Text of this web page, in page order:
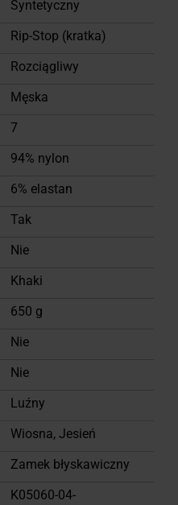
Syntetyczny
Rip-Stop (kratka)
Rozciągliwy
Męska
7
94% nylon
6% elastan
Tak
Nie
Khaki
650 g
Nie
Nie
Luźny
Wiosna, Jesień
Zamek błyskawiczny
K05060-04-